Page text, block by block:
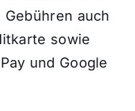
auch
sowie
und Google